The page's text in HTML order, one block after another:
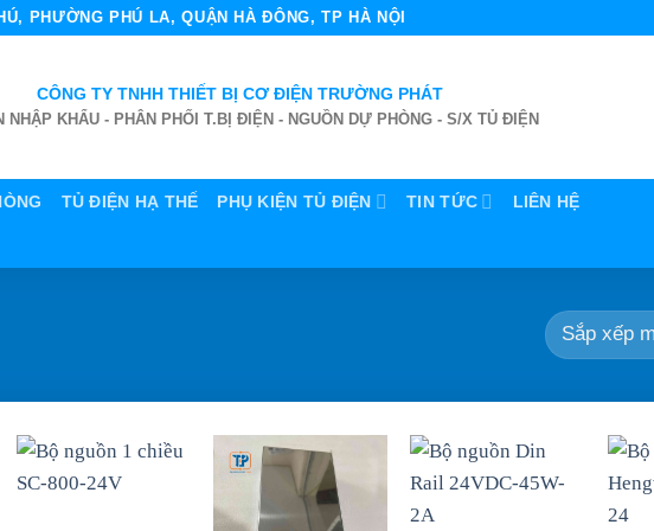
PHƯỜNG PHÚ LA, QUẬN HÀ ĐÔNG, TP HÀ NỘI
CÔNG TY TNHH THIẾT BỊ CƠ ĐIỆN TRƯỜNG PHÁT
NHẬP KHẨU - PHÂN PHỐI T.BỊ ĐIỆN - NGUỒN DỰ PHÒNG - S/X TỦ ĐIỆN
TỦ ĐIỆN HẠ THẾ PHỤ KIỆN TỦ ĐIỆN TIN TỨC LIÊN HỆ